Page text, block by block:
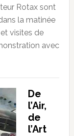
Rotax sont
la matinée
visites de
avec
De
l’Air,
de
l’Art